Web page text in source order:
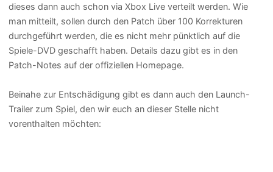
dieses dann auch schon via Xbox Live verteilt werden. Wie
man mitteilt, sollen durch den Patch über 100 Korrekturen
durchgeführt werden, die es nicht mehr pünktlich auf die
Spiele-DVD geschafft haben. Details dazu gibt es in den
Patch-Notes auf der offiziellen Homepage.
Beinahe zur Entschädigung gibt es dann auch den Launch-
Trailer zum Spiel, den wir euch an dieser Stelle nicht
vorenthalten möchten: